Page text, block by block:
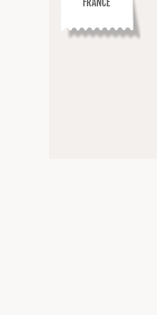
FRANCE